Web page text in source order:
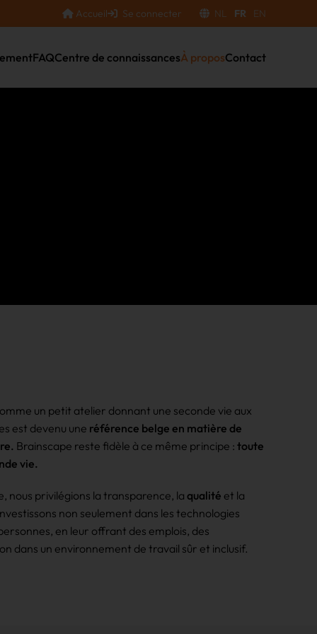
Accueil Se connecter NL FR EN
FAQCentre de connaissancesÀ proposContact
un petit atelier donnant une seconde vie aux
est devenu une référence belge en matière de
Brainscape reste fidèle à ce même principe : toute
vie.
nous privilégions la transparence, la qualité et la
non seulement dans les technologies
en leur offrant des emplois, des
dans un environnement de travail sûr et inclusif.